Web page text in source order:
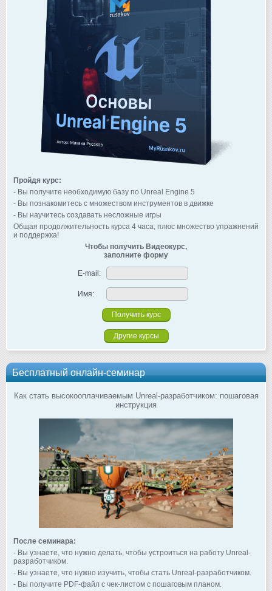
Пройдя курс:
- Вы получите необходимую базу по Unreal Engine 5
- Вы познакомитесь с множеством инструментов в движке
- Вы научитесь создавать несложные игры
Общая продолжительность курса 4 часа, плюс множество упражнений
и поддержка!
Чтобы получить Видеокурс,
заполните форму
E-mail:
Имя:
Другие курсы
Бесплатный онлайн-семинар
Как стать высокооплачиваемым Unreal-разработчиком: пошаговая
инструкция
После семинара:
- Вы узнаете, что нужно делать, чтобы устроиться на работу Unreal-
разработчиком.
- Вы узнаете, что нужно изучить, чтобы стать Unreal-разработчиком.
- Вы получите PDF-файл с чек-листом с пошаговым планом.